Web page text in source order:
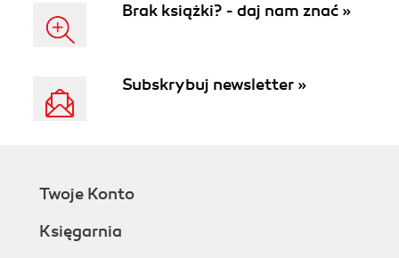
Brak książki? - daj nam znać »
Subskrybuj newsletter »
Twoje Konto
Księgarnia